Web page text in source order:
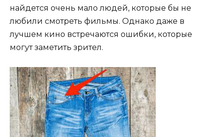
найдется очень мало людей, которые бы не
любили смотреть фильмы. Однако даже в
лучшем кино встречаются ошибки, которые
могут заметить зрител.